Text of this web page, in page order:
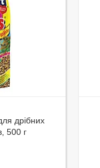
дрібних
500 г